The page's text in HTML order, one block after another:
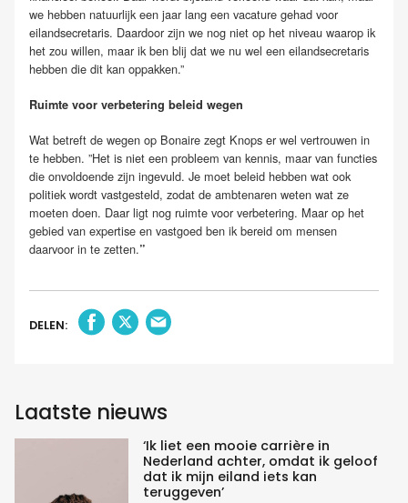
we hebben natuurlijk een jaar lang een vacature gehad voor
eilandsecretaris. Daardoor zijn we nog niet op het niveau waarop ik
het zou willen, maar ik ben blij dat we nu wel een eilandsecretaris
hebben die dit kan oppakken.”
Ruimte voor verbetering beleid wegen
Wat betreft de wegen op Bonaire zegt Knops er wel vertrouwen in
te hebben. ”Het is niet een probleem van kennis, maar van functies
die onvoldoende zijn ingevuld. Je moet beleid hebben wat ook
politiek wordt vastgesteld, zodat de ambtenaren weten wat ze
moeten doen. Daar ligt nog ruimte voor verbetering. Maar op het
gebied van expertise en vastgoed ben ik bereid om mensen
daarvoor in te zetten.”
DELEN:
Laatste nieuws
‘Ik liet een mooie carrière in
Nederland achter, omdat ik geloof
dat ik mijn eiland iets kan
teruggeven’